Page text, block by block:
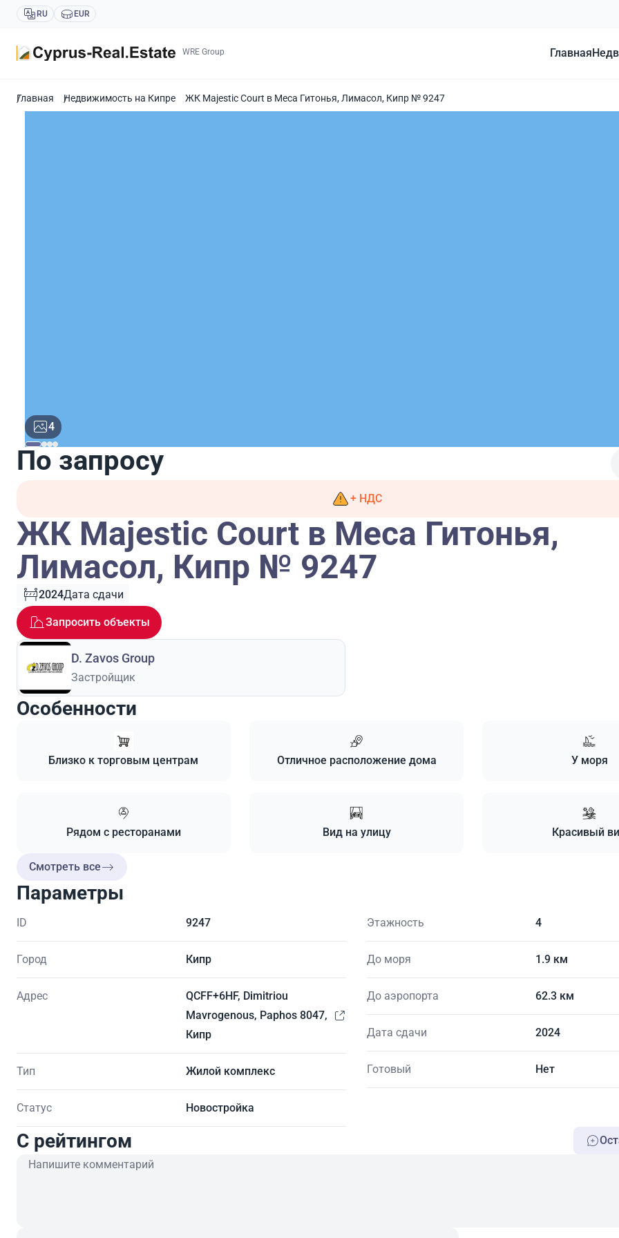
RU EUR
WRE Group Главная
Главная Недвижимость на Кипре ЖК Majestic Court в Меса Гитонья, Лимасол, Кипр № 9247
4
По запросу
+ НДС
ЖК Majestic Court в Меса Гитонья,
Лимасол, Кипр № 9247
2024Дата сдачи
Запросить объекты
D. Zavos Group
Застройщик
Особенности
Близко к торговым центрам Отличное расположение дома У моря
Рядом с ресторанами Вид на улицу Красивый
Смотреть все
Параметры
ID 9247
Город Кипр
Адрес
QCFF+6HF, Dimitriou
Mavrogenous, Paphos 8047,
Кипр
Тип Жилой комплекс
Статус Новостройка
Этажность 4
До моря 1.9 км
До аэропорта 62.3 км
Дата сдачи 2024
Готовый Нет
C рейтингом